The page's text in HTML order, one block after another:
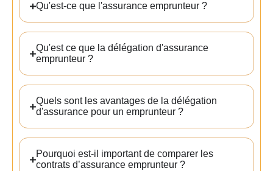
Qu'est-ce que l'assurance emprunteur ?
Qu'est ce que la délégation d'assurance
emprunteur ?
Quels sont les avantages de la délégation
d'assurance pour un emprunteur ?
Pourquoi est-il important de comparer les
contrats d’assurance emprunteur ?